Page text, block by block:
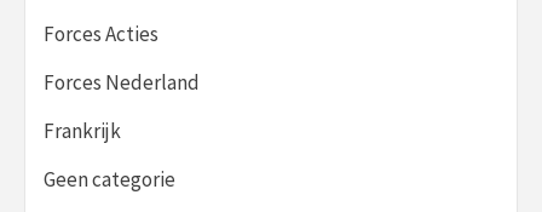
Forces Acties
Forces Nederland
Frankrijk
Geen categorie